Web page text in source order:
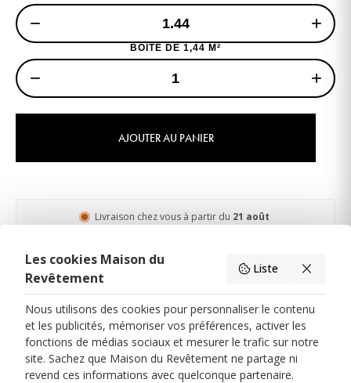
− +
BOITE DE 1,44 M²
− +
AJOUTER AU PANIER
Livraison chez vous à partir du 21 août
Caractéristiques du produit
PARIS 17
Les cookies Maison du
Revêtement
Liste
Nous utilisons des cookies pour personnaliser le contenu
et les publicités, mémoriser vos préférences, activer les
fonctions de médias sociaux et mesurer le trafic sur notre
site. Sachez que Maison du Revêtement ne partage ni
revend ces informations avec quelconque partenaire.